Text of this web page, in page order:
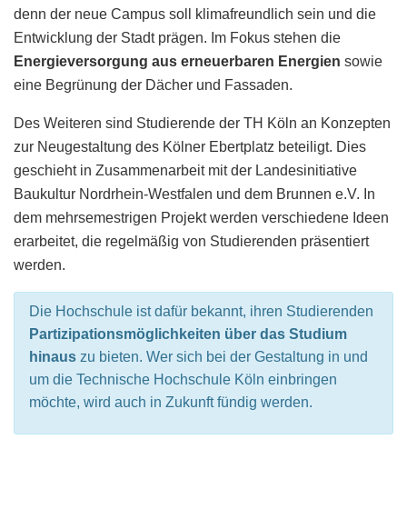
denn der neue Campus soll klimafreundlich sein und die
Entwicklung der Stadt prägen. Im Fokus stehen die
Energieversorgung aus erneuerbaren Energien sowie
eine Begrünung der Dächer und Fassaden.
Des Weiteren sind Studierende der TH Köln an Konzepten
zur Neugestaltung des Kölner Ebertplatz beteiligt. Dies
geschieht in Zusammenarbeit mit der Landesinitiative
Baukultur Nordrhein-Westfalen und dem Brunnen e.V. In
dem mehrsemestrigen Projekt werden verschiedene Ideen
erarbeitet, die regelmäßig von Studierenden präsentiert
werden.
Die Hochschule ist dafür bekannt, ihren Studierenden
Partizipationsmöglichkeiten über das Studium
hinaus zu bieten. Wer sich bei der Gestaltung in und
um die Technische Hochschule Köln einbringen
möchte, wird auch in Zukunft fündig werden.